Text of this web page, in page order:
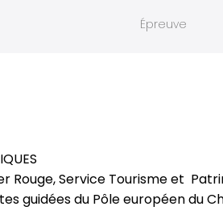
Épreuve
Rouge, Service Tourisme et
guidées du Pôle européen du